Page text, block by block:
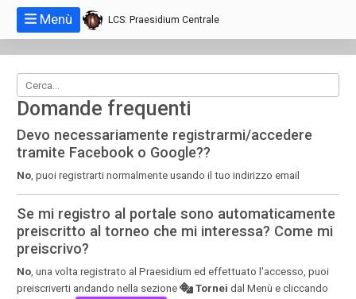
Menù LCS: Praesidium Centrale
Domande frequenti
Devo necessariamente registrarmi/accedere
tramite Facebook o Google??
No , puoi registrarti normalmente usando il tuo indirizzo email
Se mi registro al portale sono automaticamente
preiscritto al torneo che mi interessa? Come mi
preiscrivo?
No, una volta registrato al Praesidium ed effettuato l'accesso, puoi
preiscriverti andando nella sezione
Tornei dal Menù e cliccando